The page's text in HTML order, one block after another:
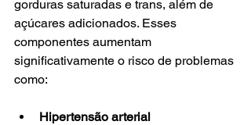
gorduras saturadas e trans, além de
açúcares adicionados. Esses
componentes aumentam
significativamente o risco de problemas
como:
Hipertensão arterial